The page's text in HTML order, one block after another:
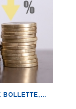
INFLAZIONE: DOPO CARBURANTI E BOLLETTE, GLI EFFETTI DEL CONFLITTO INIZIANO A FARSI SENTIRE SUI PREZZI.